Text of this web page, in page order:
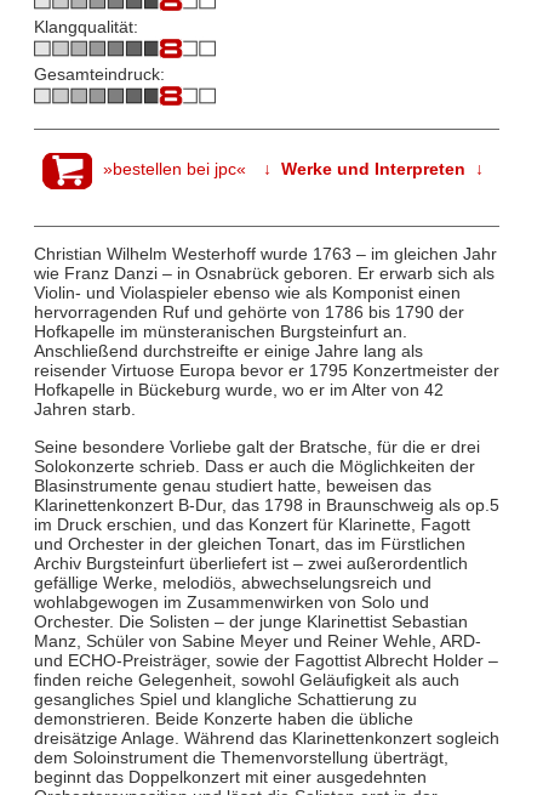
Klangqualität:
Gesamteindruck:
»bestellen bei jpc« ↓ Werke und Interpreten ↓
Christian Wilhelm Westerhoff wurde 1763 – im gleichen Jahr
wie Franz Danzi – in Osnabrück geboren. Er erwarb sich als
Violin- und Violaspieler ebenso wie als Komponist einen
hervorragenden Ruf und gehörte von 1786 bis 1790 der
Hofkapelle im münsteranischen Burgsteinfurt an.
Anschließend durchstreifte er einige Jahre lang als
reisender Virtuose Europa bevor er 1795 Konzertmeister der
Hofkapelle in Bückeburg wurde, wo er im Alter von 42
Jahren starb.
Seine besondere Vorliebe galt der Bratsche, für die er drei
Solokonzerte schrieb. Dass er auch die Möglichkeiten der
Blasinstrumente genau studiert hatte, beweisen das
Klarinettenkonzert B-Dur, das 1798 in Braunschweig als op.5
im Druck erschien, und das Konzert für Klarinette, Fagott
und Orchester in der gleichen Tonart, das im Fürstlichen
Archiv Burgsteinfurt überliefert ist – zwei außerordentlich
gefällige Werke, melodiös, abwechselungsreich und
wohlabgewogen im Zusammenwirken von Solo und
Orchester. Die Solisten – der junge Klarinettist Sebastian
Manz, Schüler von Sabine Meyer und Reiner Wehle, ARD-
und ECHO-Preisträger, sowie der Fagottist Albrecht Holder –
finden reiche Gelegenheit, sowohl Geläufigkeit als auch
gesangliches Spiel und klangliche Schattierung zu
demonstrieren. Beide Konzerte haben die übliche
dreisätzige Anlage. Während das Klarinettenkonzert sogleich
dem Soloinstrument die Themenvorstellung überträgt,
beginnt das Doppelkonzert mit einer ausgedehnten